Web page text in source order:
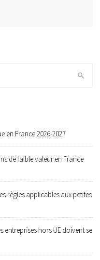
en France 2026-2027
de faible valeur en France
règles applicables aux petites
entreprises hors UE doivent se